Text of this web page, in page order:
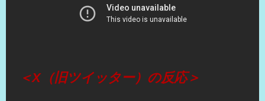
＜X（旧ツイッター）の反応＞